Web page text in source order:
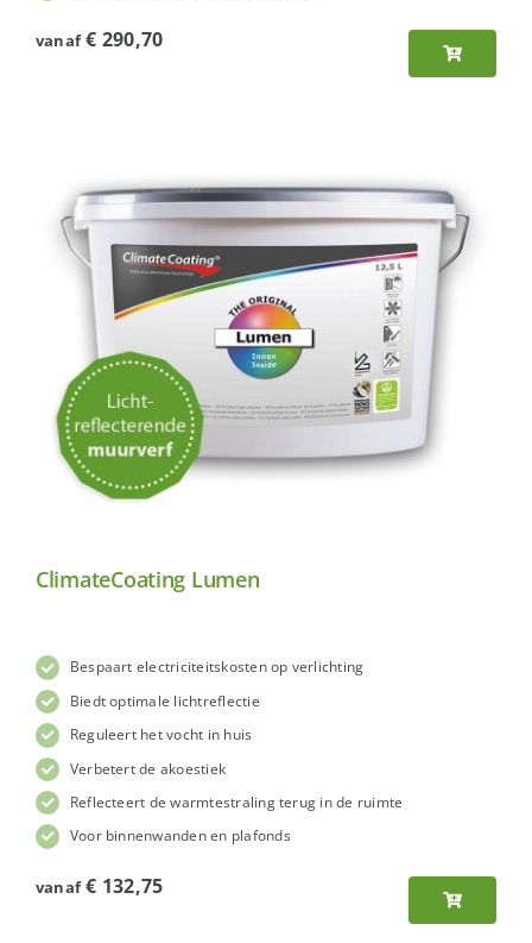
vanaf € 290,70
ClimateCoating Lumen
Bespaart electriciteitskosten op verlichting
Biedt optimale lichtreflectie
Reguleert het vocht in huis
Verbetert de akoestiek
Reflecteert de warmtestraling terug in de ruimte
Voor binnenwanden en plafonds
vanaf € 132,75